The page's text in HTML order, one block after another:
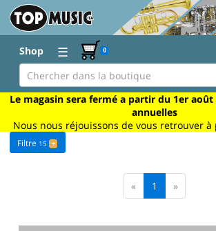
Shop ☰ 0
Le magasin sera fermé a partir du 1er août
annuelles
Nous nous réjouissons de vous retrouver
Filtre 15 +
« 1 »